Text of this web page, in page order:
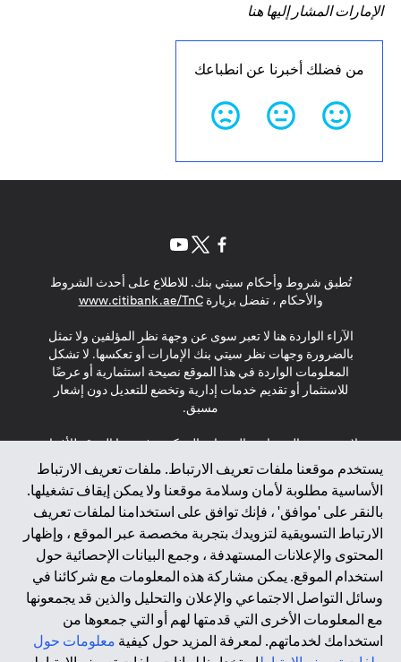
الإمارات المشار إليها هنا
من فضلك أخبرنا عن انطباعك
يستخدم موقعنا ملفات تعريف الارتباط. ملفات تعريف الارتباط
الأساسية مطلوبة لأمان وسلامة موقعنا ولا يمكن إيقاف تشغيلها.
بالنقر على 'موافق' ، فإنك توافق على استخدامنا لملفات تعريف
الارتباط التسويقية لتزويدك بتجربة مخصصة عبر الموقع ، وإظهار
المحتوى والإعلانات المستهدفة ، وجمع البيانات الإحصائية حول
استخدام الموقع. يمكن مشاركة هذه المعلومات مع شركائنا في
وسائل التواصل الاجتماعي والإعلان والتحليل والذين قد يجمعونها
مع المعلومات الأخرى التي قدمتها لهم أو التي جمعوها من
استخدامك لخدماتهم. لمعرفة المزيد حول كيفية معلومات حول
تُطبق شروط وأحكام سيتي بنك. للاطلاع على أحدث الشروط
والأحكام ، تفضل بزيارةwww.citibank.ae/TnC
(opens in a new tab)
الآراء الواردة هنا لا تعبر سوى عن وجهة نظر المؤلفين ولا تمثل
بالضرورة وجهات نظر سيتي بنك الإمارات أو تعكسها. لا تشكل
المعلومات الواردة في هذا الموقع نصيحة استثمارية أو عرضًا
للاستثمار أو تقديم خدمات إدارية وتخضع للتعديل دون إشعار
مسبق.
لا يتم تقديم المنتجات والخدمات المذكورة في هذا الموقع للأفراد
المقيمين في الاتحاد الأوروبي أو المنطقة الاقتصادية الأوروبية أو
سويسرا أو غيرنسي أو جيرسي أو موناكو أو سان مارينو أو
الفاتيكان أو جزيرة مان أو المملكة المتحدة أو خصوصية البيانات
(لائحة حماية البيانات العامة \ قانون حماية البيانات الشخصية
العامة \ قانون خصوصية نيوزيلندا). المحتوى الموجود في هذه
الصفحة ليس ولا ينبغي تفسيره على أنه عرض أو دعوة أو دعوة
لشراء أو بيع أي من المنتجات والخدمات المذكورة هنا لمثل هؤلاء
الأفراد.
*GDPR – اللائحة العامة لحماية البيانات؛ * LGPD – Lei Geral de
Proteção de Dados Pessoais ; *NZPA – قانون الخصوصية
النيوزيلندي